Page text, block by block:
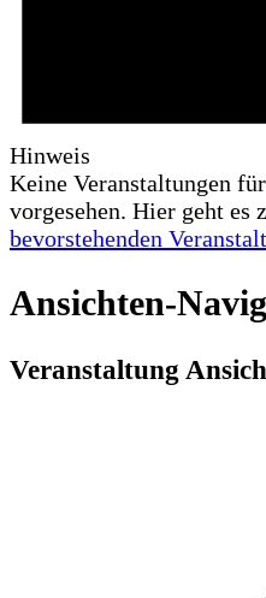
Hinweis
Keine Veranstaltungen
vorgesehen. Hier geht es
bevorstehenden
Ansichten-
Veranstaltung